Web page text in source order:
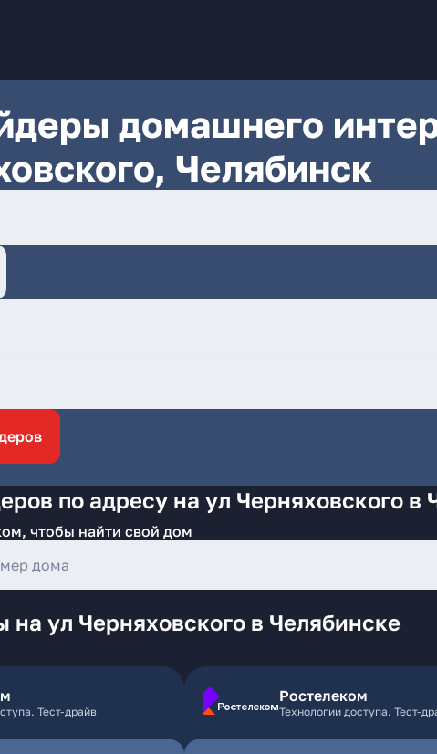
домашнего
Челябинск
по адресу на ул Черняховского в
чтобы найти свой дом
ул Черняховского в Челябинске
Тест-драйв
Ростелеком
Технологии доступа. Тест-